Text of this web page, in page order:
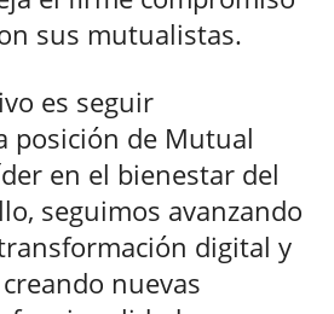
sus mutualistas.
es seguir
posición de Mutual
en el bienestar del
seguimos avanzando
digital y
nuevas